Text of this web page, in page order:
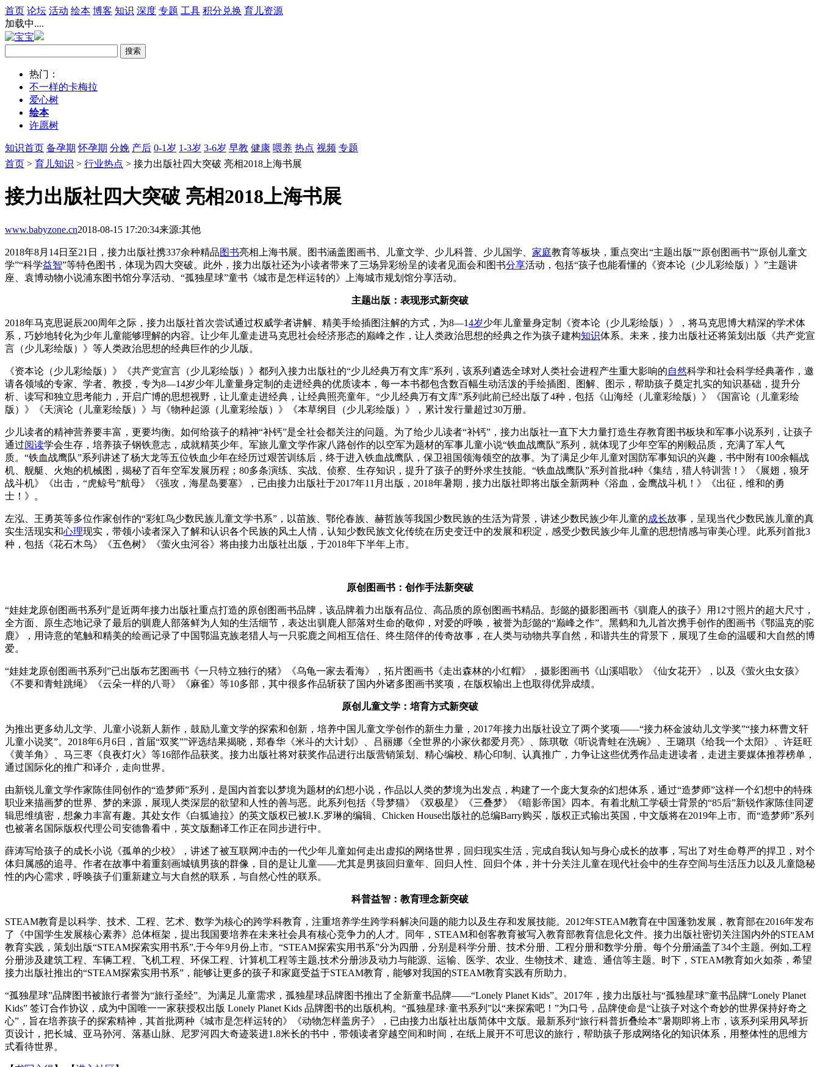
首页 论坛 活动 绘本 博客 知识 深度 专题 工具 积分兑换 育儿资源
加载中....
热门：
不一样的卡梅拉
爱心树
绘本
许愿树
知识首页 备孕期 怀孕期 分娩 产后 0-1岁 1-3岁 3-6岁 早教 健康 喂养 热点 视频 专题
首页 > 育儿知识 > 行业热点 > 接力出版社四大突破 亮相2018上海书展
接力出版社四大突破 亮相2018上海书展
www.babyzone.cn2018-08-15 17:20:34来源:其他
2018年8月14日至21日，接力出版社携337余种精品图书亮相上海书展。图书涵盖图画书、儿童文学、少儿科普、少儿国学、 家庭教育等板块，重点突出“主题出版”“原创图画书”“原创儿童文
学”“科学益智”等特色图书，体现为四大突破。此外，接力出版社还为小读者带来了三场异彩纷呈的读者见面会和图书分享活动，包括“孩子也能看懂的《资本论（少儿彩绘版）》”主题讲
座、袁博动物小说浦东图书馆分享活动、“孤独星球”童书《城市是怎样运转的》上海城市规划馆分享活动。
主题出版：表现形式新突破
2018年马克思诞辰200周年之际，接力出版社首次尝试通过权威学者讲解、精美手绘插图注解的方式，为8—14岁少年儿童量身定制《资本论（少儿彩绘版）》，将马克思博大精深的学术体
系，巧妙地转化为少年儿童能够理解的内容。让少年儿童走进马克思社会经济形态的巅峰之作，让人类政治思想的经典之作为孩子建构知识体系。未来，接力出版社还将策划出版《共产党宣
言（少儿彩绘版）》等人类政治思想的经典巨作的少儿版。
《资本论（少儿彩绘版）》《共产党宣言（少儿彩绘版）》都列入接力出版社的“少儿经典万有文库”系列，该系列遴选全球对人类社会进程产生重大影响的自然科学和社会科学经典著作，邀
请各领域的专家、学者、教授，专为8—14岁少年儿童量身定制的走进经典的优质读本，每一本书都包含数百幅生动活泼的手绘插图、图解、图示，帮助孩子奠定扎实的知识基础，提升分
析、读写和独立思考能力，开启广博的思想视野，让儿童走进经典，让经典照亮童年。“少儿经典万有文库”系列此前已经出版了4种，包括《山海经（儿童彩绘版）》《国富论（儿童彩绘
版）》《天演论（儿童彩绘版）》与《物种起源（儿童彩绘版）》《本草纲目（少儿彩绘版）》，累计发行量超过30万册。
少儿读者的精神营养要丰富，更要均衡。如何给孩子的精神“补钙”是全社会都关注的问题。为了给少儿读者“补钙”，接力出版社一直下大力量打造生存教育图书板块和军事小说系列，让孩子
通过阅读学会生存，培养孩子钢铁意志，成就精英少年。军旅儿童文学作家八路创作的以空军为题材的军事儿童小说“铁血战鹰队”系列，就体现了少年空军的刚毅品质，充满了军人气
质。“铁血战鹰队”系列讲述了杨大龙等五位铁血少年在经历过艰苦训练后，终于进入铁血战鹰队，保卫祖国领海领空的故事。为了满足少年儿童对国防军事知识的兴趣，书中附有100余幅战
机、舰艇、火炮的机械图，揭秘了百年空军发展历程；80多条演练、实战、侦察、生存知识，提升了孩子的野外求生技能。“铁血战鹰队”系列首批4种《集结，猎人特训营！》《展翅，狼牙
战斗机》《出击，“虎鲸号”航母》《强攻，海星岛要塞》，已由接力出版社于2017年11月出版，2018年暑期，接力出版社即将出版全新两种《浴血，金鹰战斗机！》《出征，维和的勇
士！》。
左泓、王勇英等多位作家创作的“彩虹鸟少数民族儿童文学书系”，以苗族、鄂伦春族、赫哲族等我国少数民族的生活为背景，讲述少数民族少年儿童的成长故事，呈现当代少数民族儿童的真
实生活现实和心理现实，带领小读者深入了解和认识各个民族的风土人情，认知少数民族文化传统在历史变迁中的发展和积淀，感受少数民族少年儿童的思想情感与审美心理。此系列首批3
种，包括《花石木鸟》《五色树》《萤火虫河谷》将由接力出版社出版，于2018年下半年上市。
原创图画书：创作手法新突破
“娃娃龙原创图画书系列”是近两年接力出版社重点打造的原创图画书品牌，该品牌着力出版有品位、高品质的原创图画书精品。彭懿的摄影图画书《驯鹿人的孩子》用12寸照片的超大尺寸，
全方面、原生态地记录了最后的驯鹿人部落鲜为人知的生活细节，表达出驯鹿人部落对生命的敬仰，对爱的呼唤，被誉为彭懿的“巅峰之作”。黑鹤和九儿首次携手创作的图画书《鄂温克的驼
鹿》，用诗意的笔触和精美的绘画记录了中国鄂温克族老猎人与一只驼鹿之间相互信任、终生陪伴的传奇故事，在人类与动物共享自然，和谐共生的背景下，展现了生命的温暖和大自然的博
爱。
“娃娃龙原创图画书系列”已出版布艺图画书《一只特立独行的猪》《乌龟一家去看海》，拓片图画书《走出森林的小红帽》，摄影图画书《山溪唱歌》《仙女花开》，以及《萤火虫女孩》
《不要和青蛙跳绳》《云朵一样的八哥》《麻雀》等10多部，其中很多作品斩获了国内外诸多图画书奖项，在版权输出上也取得优异成绩。
原创儿童文学：培育方式新突破
为推出更多幼儿文学、儿童小说新人新作，鼓励儿童文学的探索和创新，培养中国儿童文学创作的新生力量，2017年接力出版社设立了两个奖项——“接力杯金波幼儿文学奖”“接力杯曹文轩
儿童小说奖”。2018年6月6日，首届“双奖””评选结果揭晓，郑春华《米斗的大计划》、吕丽娜《全世界的小家伙都爱月亮》、陈琪敬《听说青蛙在洗碗》、王璐琪《给我一个太阳》、许廷旺
《黄羊角》、马三枣《良夜灯火》等16部作品获奖。接力出版社将对获奖作品进行出版营销策划、精心编校、精心印制、认真推广，力争让这些优秀作品走进读者，走进主要媒体推荐榜单，
通过国际化的推广和译介，走向世界。
由新锐儿童文学作家陈佳同创作的“造梦师”系列，是国内首套以梦境为题材的幻想小说，作品以人类的梦境为出发点，构建了一个庞大复杂的幻想体系，通过“造梦师”这样一个幻想中的特殊
职业来描画梦的世界、梦的来源，展现人类深层的欲望和人性的善与恶。此系列包括《导梦猫》《双极星》《三叠梦》《暗影帝国》四本。有着北航工学硕士背景的“85后”新锐作家陈佳同逻
辑思维缜密，想象力丰富有趣。其处女作《白狐迪拉》的英文版权已被J.K.罗琳的编辑、Chicken House出版社的总编Barry购买，版权正式输出英国，中文版将在2019年上市。而“造梦师”系列
也被著名国际版权代理公司安德鲁看中，英文版翻译工作正在同步进行中。
薛涛写给孩子的成长小说《孤单的少校》，讲述了被互联网冲击的一代少年儿童如何走出虚拟的网络世界，回归现实生活，完成自我认知与身心成长的故事，写出了对生命尊严的捍卫，对个
体归属感的追寻。作者在故事中着重刻画城镇男孩的群像，目的是让儿童——尤其是男孩回归童年、回归人性、回归个体，并十分关注儿童在现代社会中的生存空间与生活压力以及儿童隐秘
性的内心需求，呼唤孩子们重新建立与大自然的联系，与自然心性的联系。
科普益智：教育理念新突破
STEAM教育是以科学、技术、工程、艺术、数学为核心的跨学科教育，注重培养学生跨学科解决问题的能力以及生存和发展技能。2012年STEAM教育在中国蓬勃发展，教育部在2016年发布
了《中国学生发展核心素养》总体框架，提出我国要培养在未来社会具有核心竞争力的人才。同年，STEAM和创客教育被写入教育部教育信息化文件。接力出版社密切关注国内外的STEAM
教育实践，策划出版“STEAM探索实用书系”,于今年9月份上市。“STEAM探索实用书系”分为四册，分别是科学分册、技术分册、工程分册和数学分册。每个分册涵盖了34个主题。例如,工程
分册涉及建筑工程、车辆工程、飞机工程、环保工程、计算机工程等主题,技术分册涉及动力与能源、运输、医学、农业、生物技术、建造、通信等主题。时下，STEAM教育如火如荼，希望
接力出版社推出的“STEAM探索实用书系”，能够让更多的孩子和家庭受益于STEAM教育，能够对我国的STEAM教育实践有所助力。
“孤独星球”品牌图书被旅行者誉为“旅行圣经”。为满足儿童需求，孤独星球品牌图书推出了全新童书品牌——“Lonely Planet Kids”。2017年，接力出版社与“孤独星球”童书品牌“Lonely Planet
Kids” 签订合作协议，成为中国唯一一家获授权出版 Lonely Planet Kids 品牌图书的出版机构。“孤独星球·童书系列”以“来探索吧！”为口号，品牌使命是“让孩子对这个奇妙的世界保持好奇之
心”，旨在培养孩子的探索精神，其首批两种《城市是怎样运转的》《动物怎样盖房子》，已由接力出版社出版简体中文版。最新系列“旅行科普折叠绘本”暑期即将上市，该系列采用风琴折
页设计，把长城、亚马孙河、落基山脉、尼罗河四大奇迹装进1.8米长的书中，带领读者穿越空间和时间，在纸上展开不可思议的旅行，帮助孩子形成网络化的知识体系，用整体性的思维方
式看待世界。